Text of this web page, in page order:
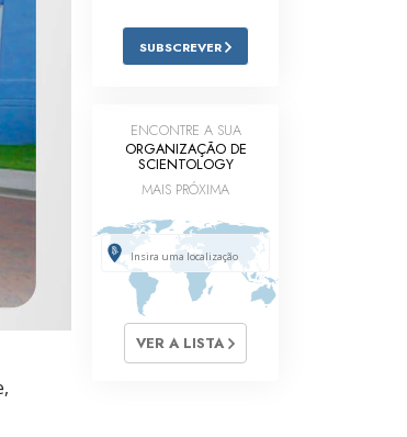
Respostas às Drogas
Ferramentas para o Local do Trabalho
Ética e as Condições
A Causa da Supressão
Bases da Organização
Fundamentos das Relações Públicas
SUBSCREVER
ENCONTRE A SUA
ORGANIZAÇÃO DE
SCIENTOLOGY
MAIS PRÓXIMA
VER A LISTA